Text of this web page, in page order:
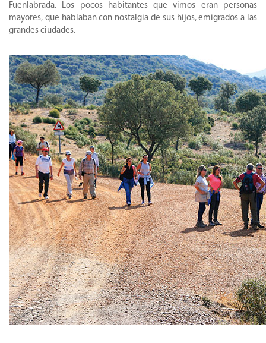
Fuenlabrada. Los pocos habitantes que vimos eran personas
mayores, que hablaban con nostalgia de sus hijos, emigrados a las
grandes ciudades.